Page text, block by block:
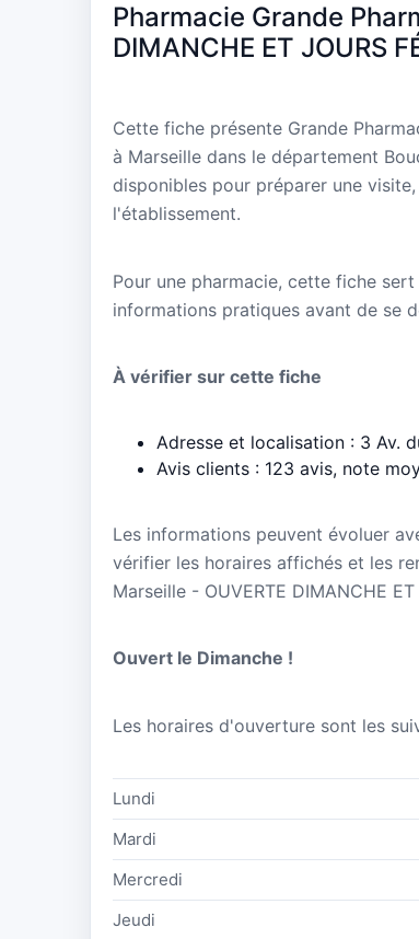
Pharmacie Grande
DIMANCHE ET JOURS
Cette fiche présente Grande
à Marseille dans le département
disponibles pour préparer une
l'établissement.
Pour une pharmacie, cette fiche
informations pratiques avant de se
À vérifier sur cette fiche
Adresse et localisation : 3 Av.
Avis clients : 123 avis, note
Les informations peuvent évoluer
vérifier les horaires affichés et les
Marseille - OUVERTE DIMANCHE ET
Ouvert le Dimanche !
Les horaires d'ouverture sont les
Lundi
Mardi
Mercredi
Jeudi